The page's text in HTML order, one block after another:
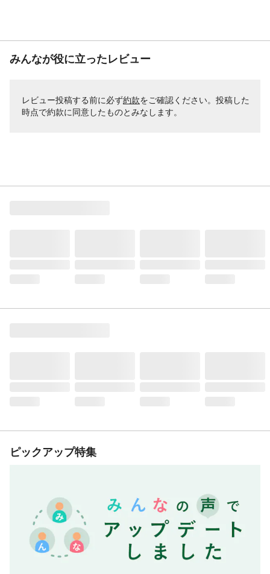
みんなが役に立ったレビュー
レビュー投稿する前に必ず約款をご確認ください。投稿した
時点で約款に同意したものとみなします。
ピックアップ特集